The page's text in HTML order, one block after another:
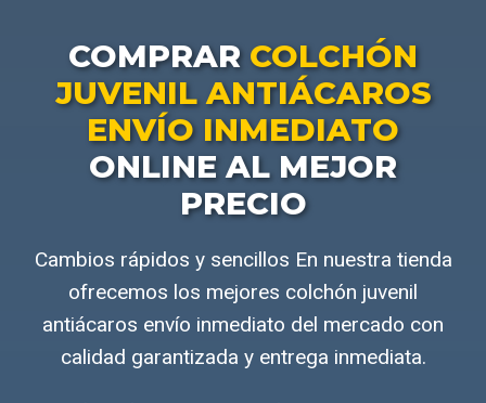
COMPRAR COLCHÓN
JUVENIL ANTIÁCAROS
ENVÍO INMEDIATO
ONLINE AL MEJOR
PRECIO
Cambios rápidos y sencillos En nuestra tienda
ofrecemos los mejores colchón juvenil
antiácaros envío inmediato del mercado con
calidad garantizada y entrega inmediata.